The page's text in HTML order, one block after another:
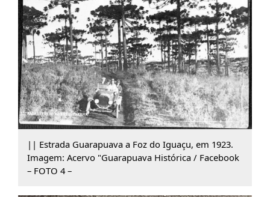
|| Estrada Guarapuava a Foz do Iguaçu, em 1923.
Imagem: Acervo "Guarapuava Histórica / Facebook
– FOTO 4 –